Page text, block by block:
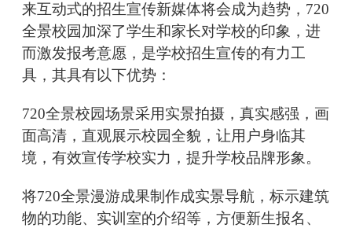
来互动式的招生宣传新媒体将会成为趋势，720
全景校园加深了学生和家长对学校的印象，进
而激发报考意愿，是学校招生宣传的有力工
具，其具有以下优势：
720全景校园场景采用实景拍摄，真实感强，画
面高清，直观展示校园全貌，让用户身临其
境，有效宣传学校实力，提升学校品牌形象。
将720全景漫游成果制作成实景导航，标示建筑
物的功能、实训室的介绍等，方便新生报名、